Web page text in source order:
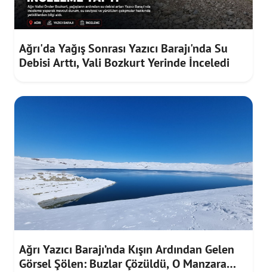
Ağrı'da Yağış Sonrası Yazıcı Barajı'nda Su
Debisi Arttı, Vali Bozkurt Yerinde İnceledi
Ağrı Yazıcı Barajı’nda Kışın Ardından Gelen
Görsel Şölen: Buzlar Çözüldü, O Manzara